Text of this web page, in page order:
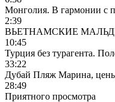
Монголия. В гармонии с
2:39
ВЬЕТНАМСКИЕ
10:45
Турция без турагента.
33:22
Дубай Пляж Марина,
28:49
Приятного просмотра